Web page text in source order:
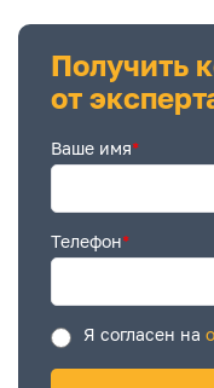
Получить
от
Ваше имя*
Телефон*
Я согласен на